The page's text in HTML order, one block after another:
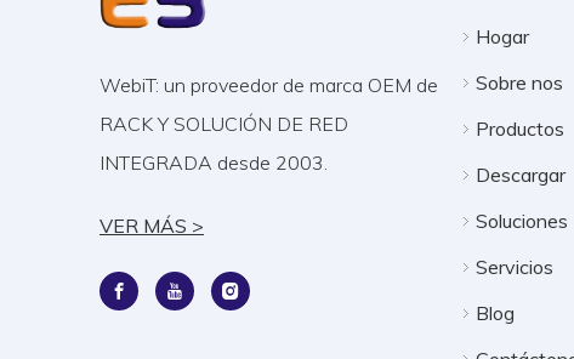
WebiT: un proveedor de marca OEM de
RACK Y SOLUCIÓN DE RED
INTEGRADA desde 2003.
VER MÁS >
Hogar
Sobre nos
Productos
Descargar
Soluciones
Servicios
Blog